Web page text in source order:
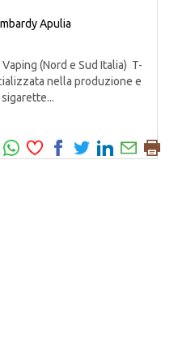
Apulia
(Nord e Sud Italia) T-
nella produzione e